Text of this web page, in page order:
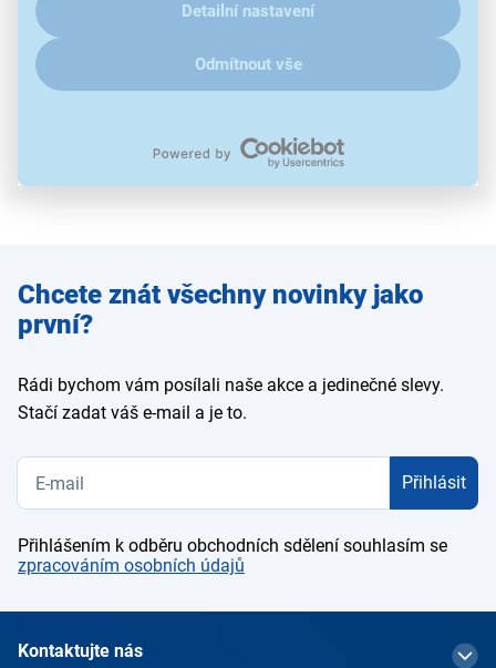
Detailní nastavení
Odmítnout vše
Zadejte
e-mail
Chcete znát všechny novinky jako
první?
Rádi bychom vám posílali naše akce a jedinečné slevy.
Stačí zadat váš e-mail a je to.
Přihlásit
Přihlášením k odběru obchodních sdělení souhlasím se
zpracováním osobních údajů
Kontaktujte nás